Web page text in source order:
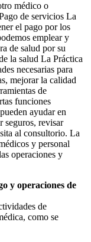
médico o
de servicios La
el pago por los
emplear y
de salud por su
la salud La Práctica
necesarias para
mejorar la calidad
de
funciones
ayudar en
seguros, revisar
al consultorio. La
y personal
operaciones y
y operaciones de
de
como se